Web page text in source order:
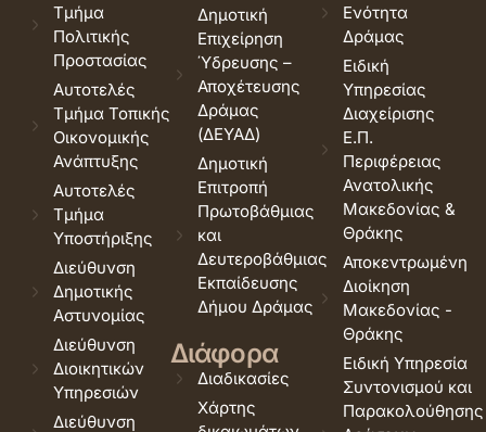
Τμήμα
Πολιτικής
Προστασίας
Αυτοτελές
Τμήμα Τοπικής
Οικονομικής
Ανάπτυξης
Αυτοτελές
Τμήμα
Υποστήριξης
Διεύθυνση
Δημοτικής
Αστυνομίας
Διεύθυνση
Διοικητικών
Υπηρεσιών
Διεύθυνση
Δημοτική
Επιχείρηση
Ύδρευσης –
Αποχέτευσης
Δράμας
(ΔΕΥΑΔ)
Δημοτική
Επιτροπή
Πρωτοβάθμιας
και
Δευτεροβάθμιας
Εκπαίδευσης
Δήμου Δράμας
Διάφορα
Διαδικασίες
Χάρτης
Ενότητα
Δράμας
Ειδική
Υπηρεσίας
Διαχείρισης
Ε.Π.
Περιφέρειας
Ανατολικής
Μακεδονίας &
Θράκης
Αποκεντρωμένη
Διοίκηση
Μακεδονίας -
Θράκης
Ειδική Υπηρεσία
Συντονισμού και
Παρακολούθησης